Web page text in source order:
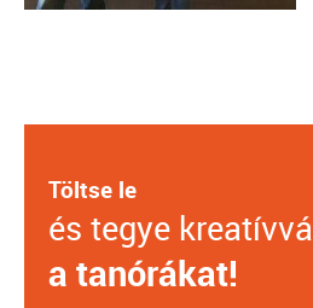
Töltse le
és tegye kreatívvá
a tanórákat!